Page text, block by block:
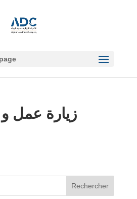
زيارة عمل
Rechercher